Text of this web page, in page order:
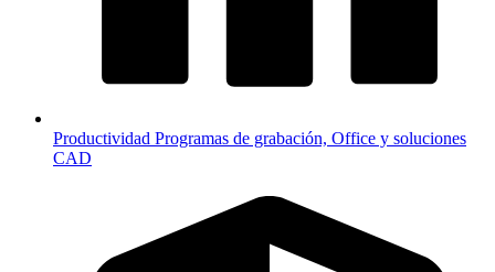
Productividad Programas de grabación, Office y soluciones
CAD